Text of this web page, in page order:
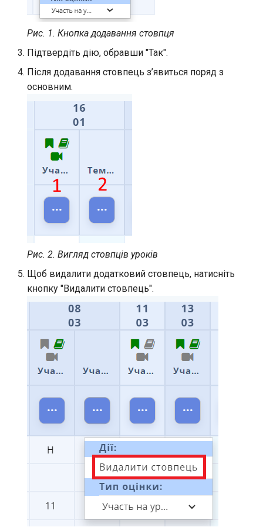
облікового запису батьків
Мережа класів
Родинні зв'язки
Акаунти Stripe
Підписки на програми
Шаблони реєстрації
Дашборд віджет програм
просторів
Створення користувачем
нового робочого простору
Шкільне харчування
Перенаправлення після
входу в обліковий запис
Управління доступами
адміністрацією закладу
Сповіщення
Бібліотека навчального
закладу
Генерація посилання-
запрошення на реєстрацію
Рис. 1. Кнопка додавання стовпця
Підтвердіть дію, обравши "Так".
Після додавання стовпець з’явиться поряд з
основним.
Рис. 2. Вигляд стовпців уроків
Щоб видалити додатковий стовпець, натисніть
кнопку "Видалити стовпець".